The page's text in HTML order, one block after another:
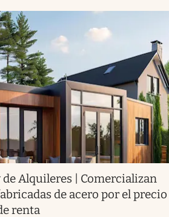
de Alquileres | Comercializan
de acero por el precio
renta